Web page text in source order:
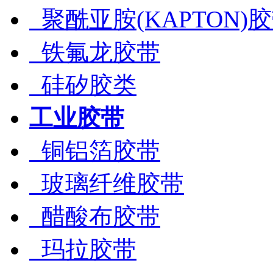
聚酰亚胺(KAPTON)
铁氟龙胶带
硅矽胶类
工业胶带
铜铝箔胶带
玻璃纤维胶带
醋酸布胶带
玛拉胶带